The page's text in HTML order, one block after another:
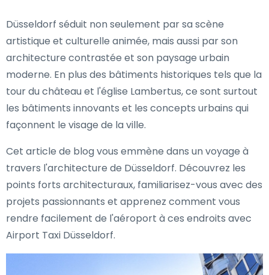
Düsseldorf séduit non seulement par sa scène
artistique et culturelle animée, mais aussi par son
architecture contrastée et son paysage urbain
moderne. En plus des bâtiments historiques tels que la
tour du château et l'église Lambertus, ce sont surtout
les bâtiments innovants et les concepts urbains qui
façonnent le visage de la ville.
Cet article de blog vous emmène dans un voyage à
travers l'architecture de Düsseldorf. Découvrez les
points forts architecturaux, familiarisez-vous avec des
projets passionnants et apprenez comment vous
rendre facilement de l'aéroport à ces endroits avec
Airport Taxi Düsseldorf.